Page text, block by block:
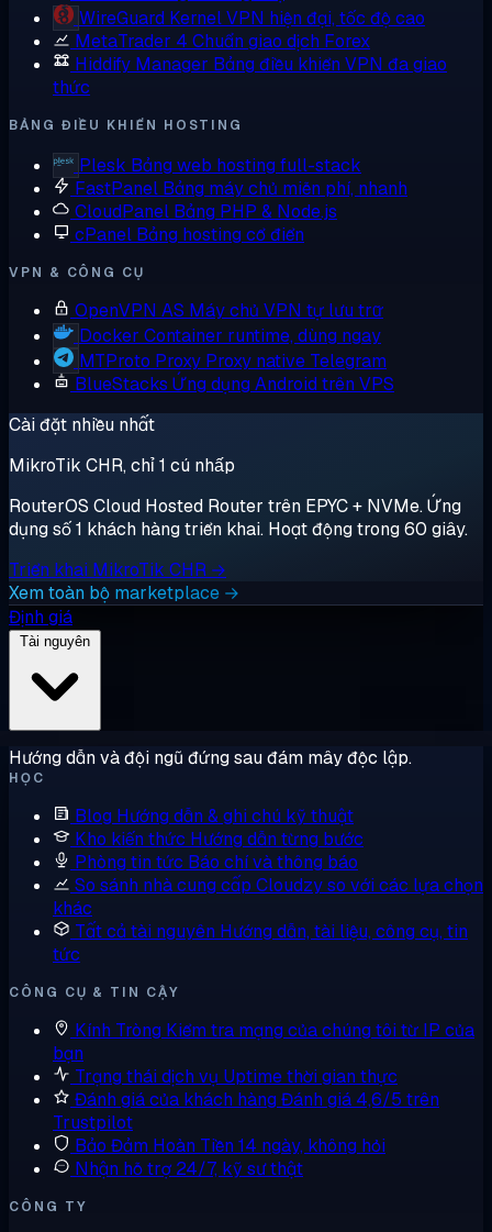
WireGuard Kernel VPN hiện đại, tốc độ cao
MetaTrader 4 Chuẩn giao dịch Forex
Hiddify Manager Bảng điều khiển VPN đa giao
thức
BẢNG ĐIỀU KHIỂN HOSTING
Plesk Bảng web hosting full-stack
FastPanel Bảng máy chủ miễn phí, nhanh
CloudPanel Bảng PHP & Node.js
cPanel Bảng hosting cổ điển
VPN & CÔNG CỤ
OpenVPN AS Máy chủ VPN tự lưu trữ
Docker Container runtime, dùng ngay
MTProto Proxy Proxy native Telegram
BlueStacks Ứng dụng Android trên VPS
Cài đặt nhiều nhất
MikroTik CHR, chỉ 1 cú nhấp
RouterOS Cloud Hosted Router trên EPYC + NVMe. Ứng
dụng số 1 khách hàng triển khai. Hoạt động trong 60 giây.
Triển khai MikroTik CHR →
Xem toàn bộ marketplace →
Định giá
Hướng dẫn và đội ngũ đứng sau đám mây độc lập.
HỌC
Blog Hướng dẫn & ghi chú kỹ thuật
Kho kiến thức Hướng dẫn từng bước
Phòng tin tức Báo chí và thông báo
So sánh nhà cung cấp Cloudzy so với các lựa chọn
khác
Tất cả tài nguyên Hướng dẫn, tài liệu, công cụ, tin
tức
CÔNG CỤ & TIN CẬY
Kính Tròng Kiểm tra mạng của chúng tôi từ IP của
bạn
Trạng thái dịch vụ Uptime thời gian thực
Đánh giá của khách hàng Đánh giá 4,6/5 trên
Trustpilot
Bảo Đảm Hoàn Tiền 14 ngày, không hỏi
Nhận hỗ trợ 24/7, kỹ sư thật
CÔNG TY